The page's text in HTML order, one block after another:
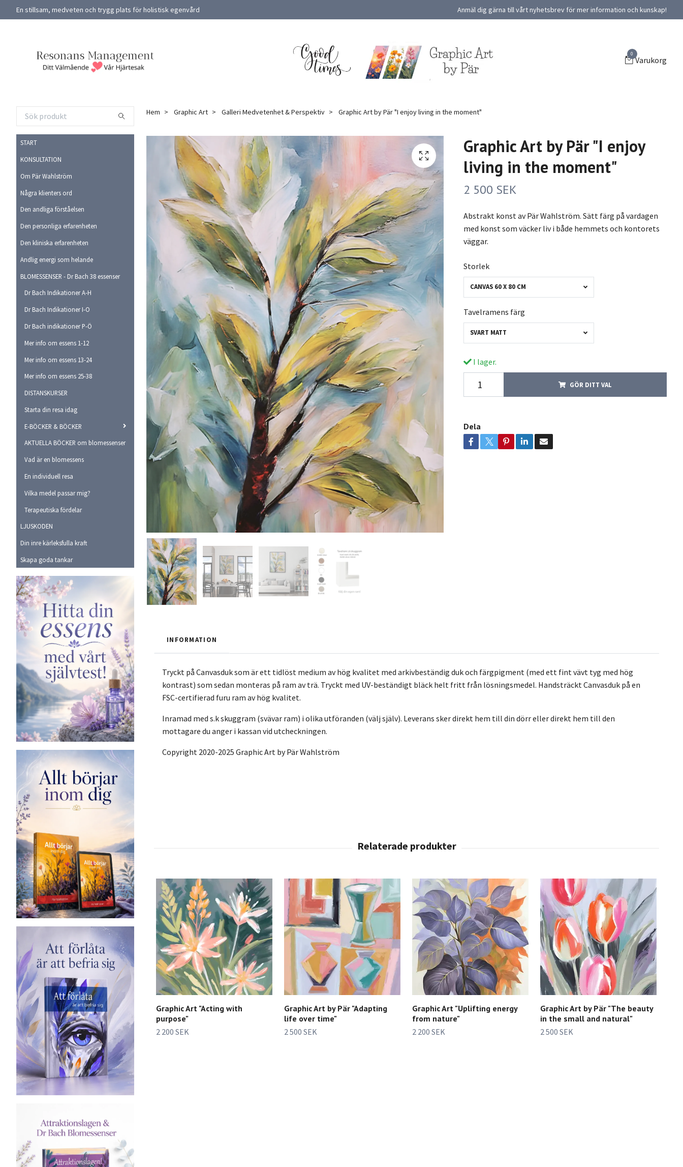
En stillsam, medveten och trygg plats för holistisk egenvård Anmäl dig gärna till vårt nyhetsbrev för mer information och kunskap!
0
Varukorg
START
KONSULTATION
Om Pär Wahlström
Några klienters ord
Den andliga förståelsen
Den personliga erfarenheten
Den kliniska erfarenheten
Andlig energi som helande
BLOMESSENSER - Dr Bach 38 essenser
Dr Bach Indikationer A-H
Dr Bach Indikationer I-O
Dr Bach indikationer P-Ö
Mer info om essens 1-12
Mer info om essens 13-24
Mer info om essens 25-38
DISTANSKURSER
Starta din resa idag
E-BÖCKER & BÖCKER
AKTUELLA BÖCKER om blomessenser
Vad är en blomessens
En individuell resa
Vilka medel passar mig?
Terapeutiska fördelar
LJUSKODEN
Din inre kärleksfulla kraft
Skapa goda tankar
Hem Graphic Art Galleri Medvetenhet & Perspektiv Graphic Art by Pär "I enjoy living in the moment"
Graphic Art by Pär "I enjoy
living in the moment"
2 500 SEK
Abstrakt konst av Pär Wahlström. Sätt färg på vardagen
med konst som väcker liv i både hemmets och kontorets
väggar.
Storlek
CANVAS 60 X 80 CM
Tavelramens färg
SVART MATT
I lager.
GÖR DITT VAL
Dela
INFORMATION
Tryckt på Canvasduk som är ett tidlöst medium av hög kvalitet med arkivbeständig duk och färgpigment (med ett fint vävt tyg med hög
kontrast) som sedan monteras på ram av trä. Tryckt med UV-beständigt bläck helt fritt från lösningsmedel. Handsträckt Canvasduk på en
FSC-certifierad furu ram av hög kvalitet.
Inramad med s.k skuggram (svävar ram) i olika utföranden (välj själv). Leverans sker direkt hem till din dörr eller direkt hem till den
mottagare du anger i kassan vid utcheckningen.
Copyright 2020-2025 Graphic Art by Pär Wahlström
Graphic Art "Acting with
purpose"
2 200 SEK
Graphic Art by Pär "Adapting
life over time"
2 500 SEK
Graphic Art "Uplifting energy
from nature"
2 200 SEK
Graphic Art by Pär "The beauty
in the small and natural"
2 500 SEK